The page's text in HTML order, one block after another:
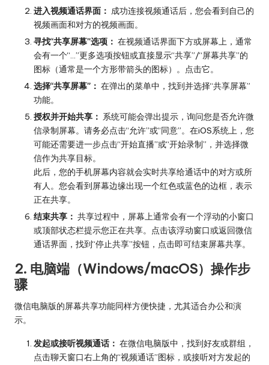
进入视频通话界面： 成功连接视频通话后，您会看到自己的
视频画面和对方的视频画面。
寻找“共享屏幕”选项： 在视频通话界面下方或屏幕上，通常
会有一个“…”更多选项按钮或直接显示“共享”/“屏幕共享”的
图标（通常是一个方形带箭头的图标）。点击它。
选择“共享屏幕”： 在弹出的菜单中，找到并选择“共享屏幕”
功能。
授权并开始共享： 系统可能会弹出提示，询问您是否允许微
信录制屏幕。请务必点击“允许”或“同意”。在iOS系统上，您
可能还需要进一步点击“开始直播”或“开始录制”，并选择微
信作为共享目标。
此后，您的手机屏幕内容就会实时共享给通话中的对方或所
有人。您会看到屏幕边缘出现一个红色或蓝色的边框，表示
正在共享。
结束共享： 共享过程中，屏幕上通常会有一个浮动的小窗口
或顶部状态栏提示您正在共享。点击该浮动窗口或返回微信
通话界面，找到“停止共享”按钮，点击即可结束屏幕共享。
2. 电脑端（Windows/macOS）操作步
骤
微信电脑版的屏幕共享功能同样方便快捷，尤其适合办公和演
示。
发起或接听视频通话： 在微信电脑版中，找到好友或群组，
点击聊天窗口右上角的“视频通话”图标，或接听对方发起的